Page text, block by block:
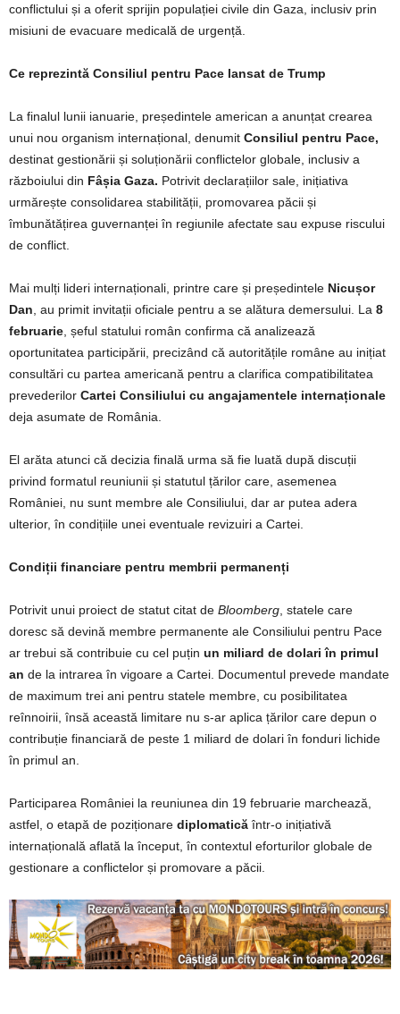
conflictului și a oferit sprijin populației civile din Gaza, inclusiv prin
misiuni de evacuare medicală de urgență.
Ce reprezintă Consiliul pentru Pace lansat de Trump
La finalul lunii ianuarie, președintele american a anunțat crearea
unui nou organism internațional, denumit Consiliul pentru Pace,
destinat gestionării și soluționării conflictelor globale, inclusiv a
războiului din Fâșia Gaza. Potrivit declarațiilor sale, inițiativa
urmărește consolidarea stabilității, promovarea păcii și
îmbunătățirea guvernanței în regiunile afectate sau expuse riscului
de conflict.
Mai mulți lideri internaționali, printre care și președintele Nicușor
Dan , au primit invitații oficiale pentru a se alătura demersului. La 8
februarie , șeful statului român confirma că analizează
oportunitatea participării, precizând că autoritățile române au inițiat
consultări cu partea americană pentru a clarifica compatibilitatea
prevederilor Cartei Consiliului cu angajamentele internaționale
deja asumate de România.
El arăta atunci că decizia finală urma să fie luată după discuții
privind formatul reuniunii și statutul țărilor care, asemenea
României, nu sunt membre ale Consiliului, dar ar putea adera
ulterior, în condițiile unei eventuale revizuiri a Cartei.
Condiții financiare pentru membrii permanenți
Potrivit unui proiect de statut citat de Bloomberg , statele care
doresc să devină membre permanente ale Consiliului pentru Pace
ar trebui să contribuie cu cel puțin un miliard de dolari în primul
an de la intrarea în vigoare a Cartei. Documentul prevede mandate
de maximum trei ani pentru statele membre, cu posibilitatea
reînnoirii, însă această limitare nu s-ar aplica țărilor care depun o
contribuție financiară de peste 1 miliard de dolari în fonduri lichide
în primul an.
Participarea României la reuniunea din 19 februarie marchează,
astfel, o etapă de poziționare diplomatică într-o inițiativă
internațională aflată la început, în contextul eforturilor globale de
gestionare a conflictelor și promovare a păcii.